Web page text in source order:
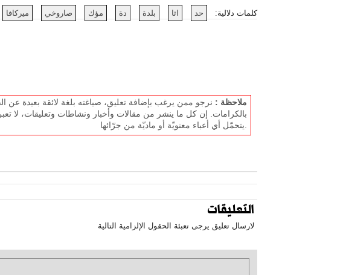
كلمات دلالية: حد اثا بلدة دة مؤك صاروخي ميركافا
ملاحظة : نرجو ممن يرغب بإضافة تعليق، صياغته بلغة لائقة بعيدة عن
بالكرامات. إن كل ما ينشر من مقالات وأخبار ونشاطات وتعليقات، لا
التعليقات
لارسال تعليق يرجى تعبئة الحقول الإلزامية التالية